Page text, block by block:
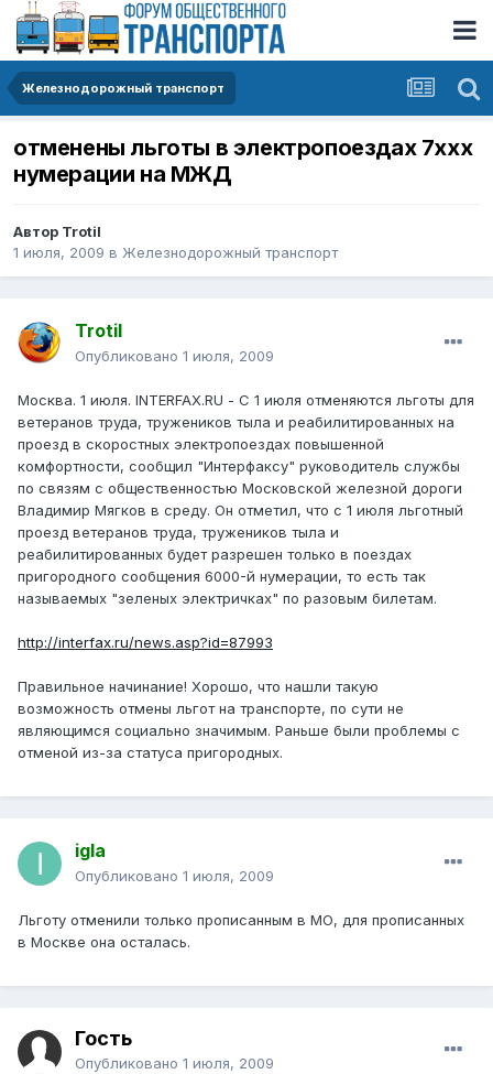
Железнодорожный транспорт
отменены льготы в электропоездах 7xxx
нумерации на МЖД
Автор Trotil
1 июля, 2009 в Железнодорожный транспорт
Trotil
Опубликовано 1 июля, 2009
Москва. 1 июля. INTERFAX.RU - С 1 июля отменяются льготы для
ветеранов труда, тружеников тыла и реабилитированных на
проезд в скоростных электропоездах повышенной
комфортности, сообщил "Интерфаксу" руководитель службы
по связям с общественностью Московской железной дороги
Владимир Мягков в среду. Он отметил, что с 1 июля льготный
проезд ветеранов труда, тружеников тыла и
реабилитированных будет разрешен только в поездах
пригородного сообщения 6000-й нумерации, то есть так
называемых "зеленых электричках" по разовым билетам.
http://interfax.ru/news.asp?id=87993
Правильное начинание! Хорошо, что нашли такую
возможность отмены льгот на транспорте, по сути не
являющимся социально значимым. Раньше были проблемы с
отменой из-за статуса пригородных.
igla
Опубликовано 1 июля, 2009
Льготу отменили только прописанным в МО, для прописанных
в Москве она осталась.
Гость
Опубликовано 1 июля, 2009